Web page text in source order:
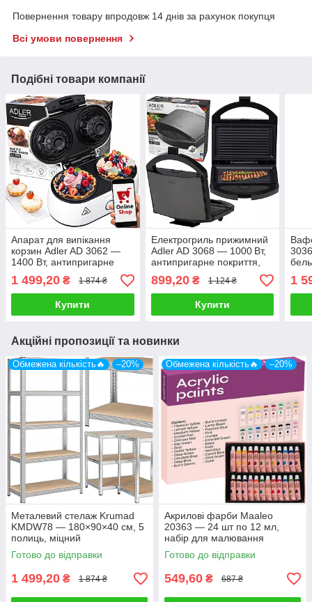
Повернення товару впродовж 14 днів за рахунок покупця
Всі умови повернення
Подібні товари компанії
Апарат для випікання
корзин Adler AD 3062 —
1400 Вт, антипригарне
покриття, 2 форми по 9×4
см
1 499,20 ₴ 1 874 ₴
Купити
Електрогриль прижимний
Adler AD 3068 — 1000 Вт,
антипригарне покриття,
компактний дизайн
899,20₴ 1 124 ₴
Купити
1
Акційні пропозиції та новинки
Обмежена кількість🔥 –20%
Металевий стелаж Krumad
KMDW78 — 180×90×40 см, 5
полиць, міцний
Готово до відправки
1 499,20 ₴ 1 874 ₴
Обмежена кількість🔥 –20%
Акрилові фарби Maaleo
20363 — 24 шт по 12 мл,
набір для малювання
Готово до відправки
549,60 ₴ 687 ₴